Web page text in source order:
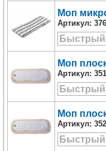
Моп
Артикул:
Моп
Артикул:
Моп
Артикул: